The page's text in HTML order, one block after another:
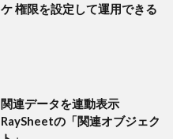
ケ 権限を設定して運用できる
関連データを連動表示
RaySheetの「関連オブジェク